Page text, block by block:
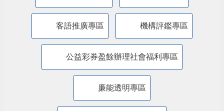
客語推廣專區 機構評鑑專區
公益彩券盈餘辦理社會福利專區
廉能透明專區